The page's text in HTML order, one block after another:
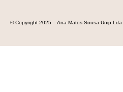
© Copyright 2025 – Ana Matos Sousa Unip